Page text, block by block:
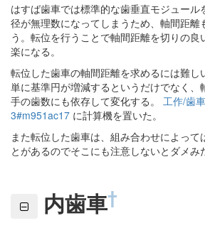
はすば歯車では標準的な歯垂直モジュール
径が無理数になってしまうため、軸間距離
う。転位を行うことで軸間距離を切りの
楽になる。
転位した歯車の軸間距離を求めるには難し
単に基準円が増減するというだけでなく、
手の歯数にも依存して変化する。 工作/歯
3#m951ac17 に計算機を置いた。
また転位した歯車は、組み合わせによって
とがあるのでそこにも注意しないとダメみ
内歯車†